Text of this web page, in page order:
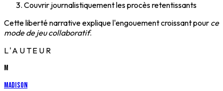
Couvrir journalistiquement les procès retentissants
Cette liberté narrative explique l'engouement croissant pour ce
mode de jeu collaboratif.
L'AUTEUR
M
Madison